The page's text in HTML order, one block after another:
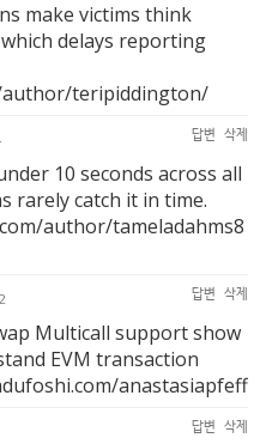
make victims think
delays reporting
teripiddington/
답변 삭제
10 seconds across all
rarely catch it in time.
author/tameladahms8
답변 삭제
Multicall support show
EVM transaction
anastasiapfeff
답변 삭제